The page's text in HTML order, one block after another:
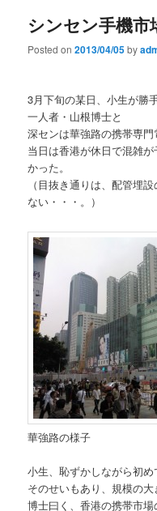
シンセン手機市
Posted on2013/04/05by
3月下旬の某日、小生が勝
一人者・山根博士と
深センは華強路の携帯専門
当日は香港が休日で混雑
かった。
（目抜き通りは、配管埋
ない・・・。）
華強路の様子
小生、恥ずかしながら初め
そのせいもあり、規模の大
博士曰く、香港の携帯市場